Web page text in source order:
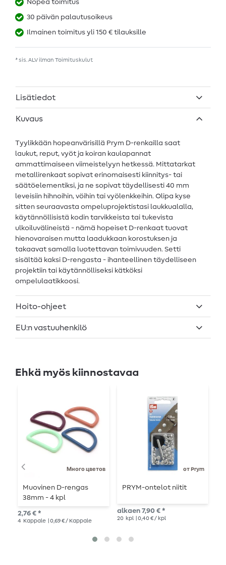
Nopea toimitus
30 päivän palautusoikeus
Ilmainen toimitus yli 150 € tilauksille
* sis. ALV ilman Toimituskulut
Lisätiedot
Kuvaus
Tyylikkään hopeanvärisillä Prym D-renkailla saat
laukut, reput, vyöt ja koiran kaulapannat
ammattimaiseen viimeistelyyn hetkessä. Mittatarkat
metallirenkaat sopivat erinomaisesti kiinnitys- tai
säätöelementiksi, ja ne sopivat täydellisesti 40 mm
leveisiin hihnoihin, vöihin tai vyölenkkeihin. Olipa kyse
sitten seuraavasta ompeluprojektistasi laukkualalla,
käytännöllisistä kodin tarvikkeista tai tukevista
ulkoiluvälineistä - nämä hopeiset D-renkaat tuovat
hienovaraisen mutta laadukkaan korostuksen ja
takaavat samalla luotettavan toimivuuden. Setti
sisältää kaksi D-rengasta - ihanteellinen täydelliseen
projektiin tai käytännölliseksi kätköksi
ompelulaatikkoosi.
Hoito-ohjeet
EU:n vastuuhenkilö
Ehkä myös kiinnostavaa
Много цветов
Muovinen D-rengas
38mm - 4 kpl
2,76 € *
4 Kappale | 0,69 € / Kappale
от Prym
PRYM-ontelot niitit
alkaen 7,90 € *
20 kpl | 0,40 € / kpl